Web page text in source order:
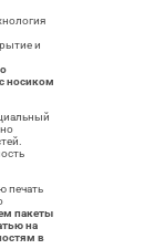
и
носиком
печать
пакеты
на
в